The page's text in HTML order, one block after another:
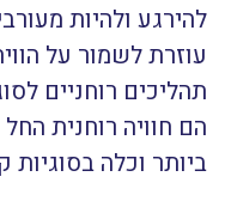
להירגע ולהיות
עוזרת לשמור על
תהליכים רוחניים
הם חוויה רוחנית
ביותר וכלה בסוגיות